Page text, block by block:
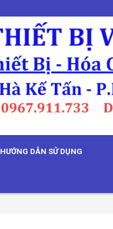
HƯỚNG DẪN SỬ DỤNG